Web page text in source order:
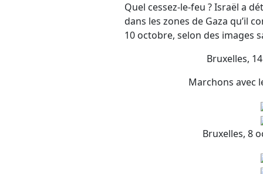
Quel cessez-le-feu ? Israël a
dans les zones de Gaza qu’il
10 octobre, selon des images
Bruxelles,
Marchons avec
Bruxelles, 8